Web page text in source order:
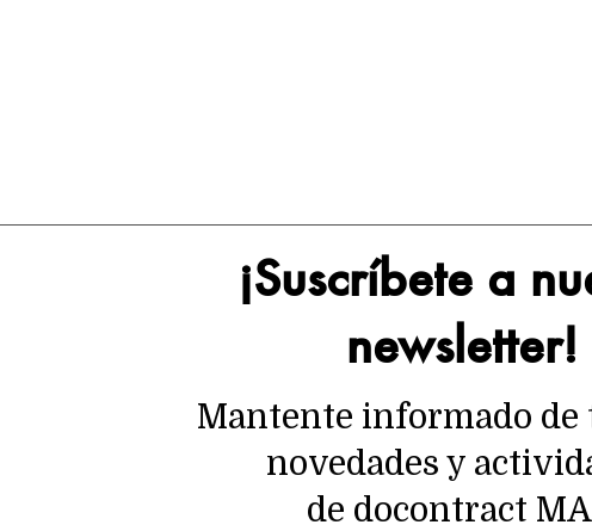
¡Suscríbete a
newsletter!
Mantente informado de
novedades y
de docontract